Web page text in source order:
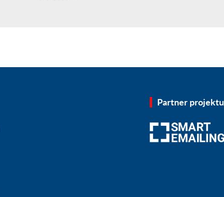
Partner projektu